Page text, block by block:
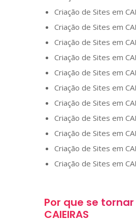
Criação de Sites em
Criação de Sites em
Criação de Sites em
Criação de Sites em
Criação de Sites em
Criação de Sites em
Criação de Sites em
Criação de Sites em
Criação de Sites em
Criação de Sites em
Criação de Sites em
Por que se
CAIEIRAS